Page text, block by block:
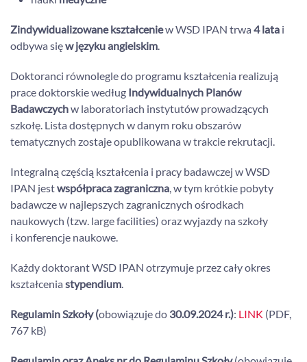
Zindywidualizowane kształceniew WSD IPAN trwa 4 lata i
odbywa sięw języku angielskim
Doktoranci równolegle do programu kształcenia realizują
prace doktorskie według Indywidualnych Planów
Badawczychw laboratoriach instytutów prowadzących
szkołę. Lista dostępnych w danym roku obszarów
tematycznych zostaje opublikowana w trakcie rekrutacji.
Integralną częścią kształcenia i pracy badawczej w WSD
IPAN jestwspółpraca zagraniczna , w tym krótkie pobyty
badawcze w najlepszych zagranicznych ośrodkach
naukowych (tzw. large facilities) oraz wyjazdy na szkoły
i konferencje naukowe.
Każdy doktorant WSD IPAN otrzymuje przez cały okres
kształcenia stypendium
Regulamin Szkoły (obowiązuje do 30.09.2024 r.): LINK (PDF,
767 kB)